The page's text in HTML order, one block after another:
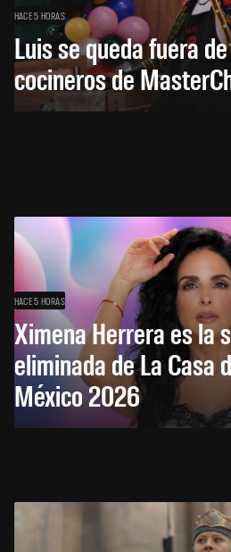
HACE 5 HORAS
Luis se queda fuera
cocineros de
HACE 5 HORAS
Ximena Herrera es la
eliminada de La Casa
México 2026